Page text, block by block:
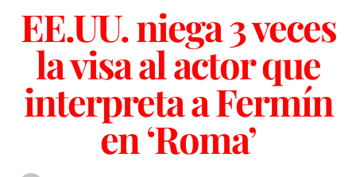
EE.UU. niega 3 veces
la visa al actor que
interpreta a Fermín
en ‘Roma’